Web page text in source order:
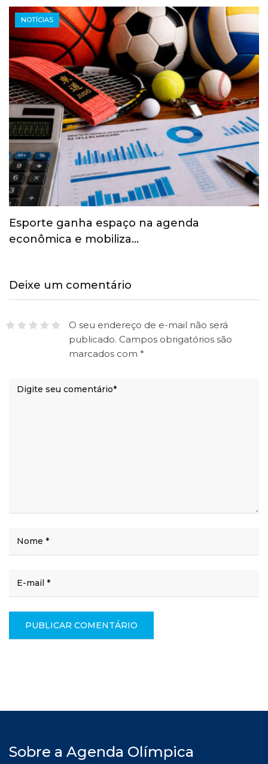
NOTÍCIAS
Esporte ganha espaço na agenda
econômica e mobiliza…
Deixe um comentário
O seu endereço de e-mail não será
publicado. Campos obrigatórios são
marcados com *
Sobre a Agenda Olímpica